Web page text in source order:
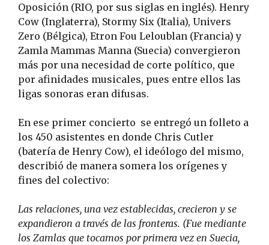
Oposición (RIO, por sus siglas en inglés). Henry
Cow (Inglaterra), Stormy Six (Italia), Univers
Zero (Bélgica), Etron Fou Leloublan (Francia) y
Zamla Mammas Manna (Suecia) convergieron
más por una necesidad de corte político, que
por afinidades musicales, pues entre ellos las
ligas sonoras eran difusas.
En ese primer concierto se entregó un folleto a
los 450 asistentes en donde Chris Cutler
(batería de Henry Cow), el ideólogo del mismo,
describió de manera somera los orígenes y
fines del colectivo:
Las relaciones, una vez establecidas, crecieron y se
expandieron a través de las fronteras. (Fue mediante
los Zamlas que tocamos por primera vez en Suecia,